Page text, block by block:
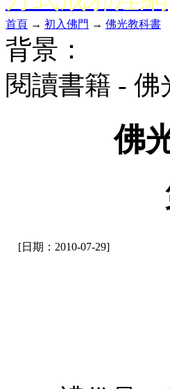
首頁 → 初入佛門 → 佛光教科書
背景：
閱讀書籍 -
佛
[日期：2010-07-29]